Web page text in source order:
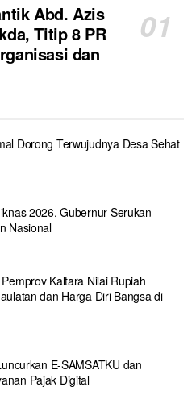
Abd. Azis
Titip 8 PR
dan
Dorong Terwujudnya Desa Sehat
2026, Gubernur Serukan
Nasional
Kaltara Nilai Rupiah
dan Harga Diri Bangsa di
E-SAMSATKU dan
Pajak Digital